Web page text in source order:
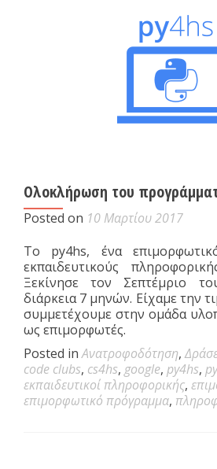
Ολοκλήρωση του
Posted on 10 Μαρτίου 2017
Το py4hs, ένα
εκπαιδευτικούς
Ξεκίνησε τον Σεπτέμριο
διάρκεια 7 μηνών. Είχαμε την
συμμετέχουμε στην ομάδα
ως επιμορφωτές.
Posted inΑνατροφοδότηση,
code clubs, cs4hs, google, py4hs,
εκπαιδευτικοί πληροφορικής,
επιμορφωτικό πρόγραμμα,